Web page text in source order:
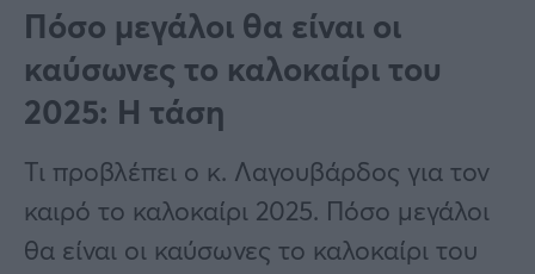
Πολιτική
Τράπεζες
Επιδοτήσεις
ΕΣΠΑ
Κόσμος
Lifestyle
Αθλητικά
Πόσο μεγάλοι θα είναι οι
καύσωνες το καλοκαίρι του
2025: Η τάση
Τι προβλέπει ο κ. Λαγουβάρδος για τον
καιρό το καλοκαίρι 2025. Πόσο μεγάλοι
θα είναι οι καύσωνες το καλοκαίρι του